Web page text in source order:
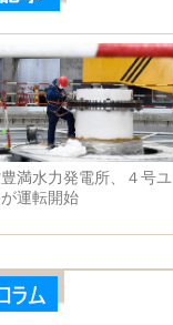
満水力発電所、４号ユ
運転開始